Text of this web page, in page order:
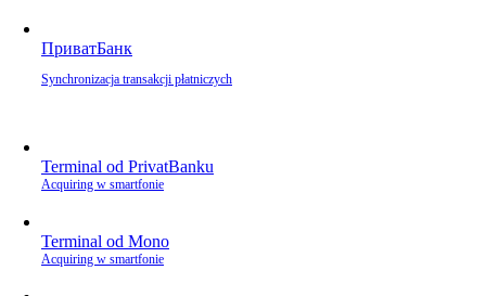
ПриватБанк
Synchronizacja transakcji płatniczych
Terminal od PrivatBanku
Acquiring w smartfonie
Terminal od Mono
Acquiring w smartfonie